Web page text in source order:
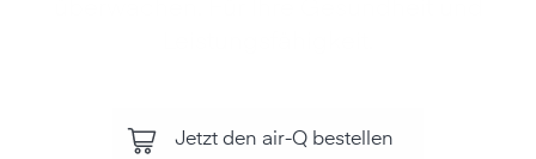
Jetzt den air-Q bestellen